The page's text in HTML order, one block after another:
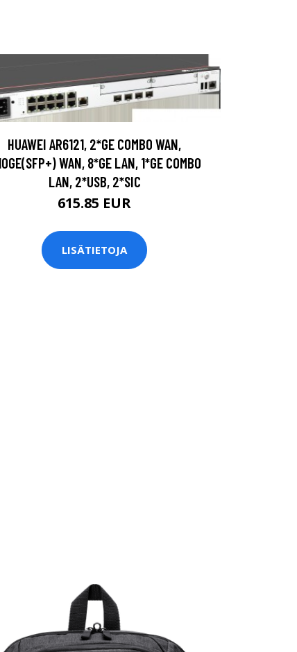
HUAWEI AR6121, 2*GE COMBO WAN,
WAN, 8*GE LAN, 1*GE COMBO
LAN, 2*USB, 2*SIC
615.85 EUR
LISÄTIETOJA